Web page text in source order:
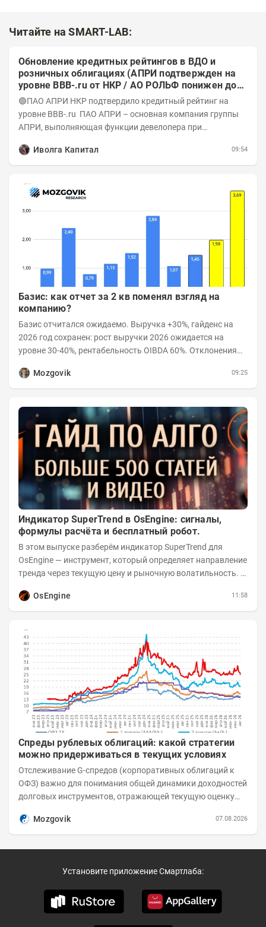
Читайте на SMART-LAB:
Обновление кредитных рейтингов в ВДО и
розничных облигациях (АПРИ подтвержден на
уровне BBB-.ru от НКР / АО РОЛЬФ понижен до
А-(RU) / Элит Строй присвоен на уровне BBB.ru)
🟢ПАО АПРИ НКР подтвердило кредитный рейтинг на
уровне BBB-.ru ПАО АПРИ – основная компания группы
АПРИ, выполняющая функции девелопера при
Иволга Капитал
09:54
Базис: как отчет за 2 кв поменял взгляд на
компанию?
Базис отчитался ожидаемо. Выручка +30%, гайденс на
2026 год сохранен: рост выручки 2026 ожидается на
уровне 30-40%, рентабельность OIBDA 60%. Отклонения
Mozgovik
09:25
Индикатор SuperTrend в OsEngine: сигналы,
формулы расчёта и бесплатный робот.
В этом выпуске разберём индикатор SuperTrend для
OsEngine — инструмент, который определяет направление
тренда через текущую цену и рыночную волатильность. В
OsEngine
11:58
Спреды рублевых облигаций: какой стратегии
можно придерживаться в текущих условиях
Отслеживание G-спредов (корпоративных облигаций к
ОФЗ) важно для понимания общей динамики доходностей
долговых инструментов, отражающей текущую оценку
Mozgovik
07.08.2026
Установите приложение Смартлаба: